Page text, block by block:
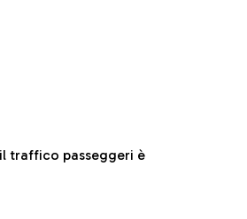
traffico passeggeri è